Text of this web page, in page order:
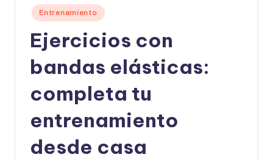
Publicado
en
Entrenamiento
Ejercicios con
bandas elásticas:
completa tu
entrenamiento
desde casa